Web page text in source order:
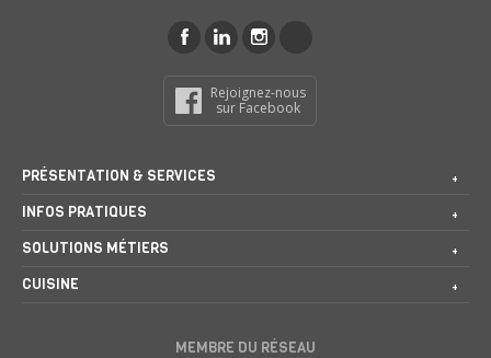
Rejoignez-nous
sur Facebook
PRÉSENTATION & SERVICES
INFOS PRATIQUES
SOLUTIONS MÉTIERS
CUISINE
MEMBRE DU RÉSEAU